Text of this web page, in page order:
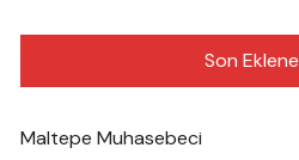
Son
Maltepe Muhasebeci